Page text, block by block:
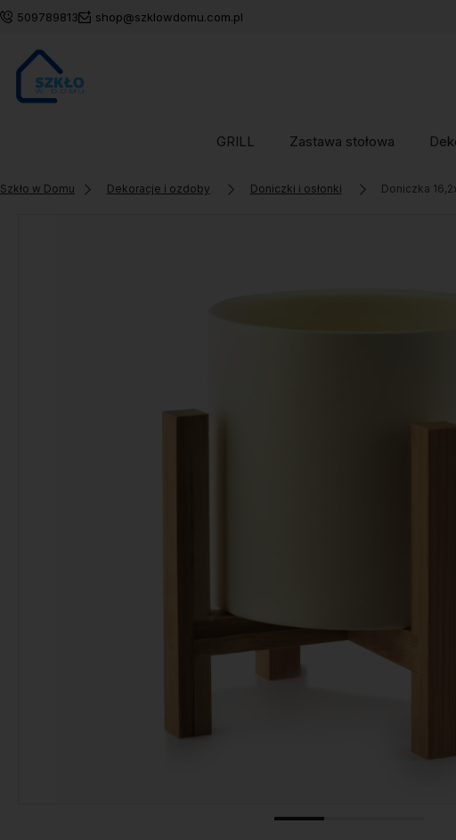
509789813 shop@szklowdomu.com.pl
GRILL Zastawa stołowa
Szkło w Domu Dekoracje i ozdoby Doniczki i osłonki Doniczka